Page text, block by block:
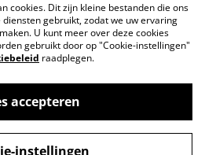
Voorwaarden
Cookiebeleid
cookies. Dit zijn kleine bestanden die ons
gebruikt, zodat we uw ervaring
U kunt meer over deze cookies
gebruikt door op "Cookie-instellingen"
raadplegen.
accepteren
instellingen